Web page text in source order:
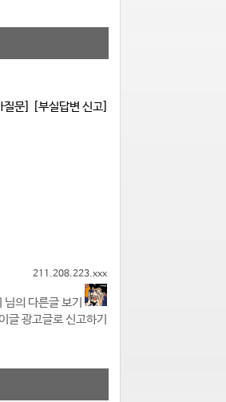
문] [부실답변 신고]
211.208.223.xxx
님의 다른글 보기
글 광고글로 신고하기